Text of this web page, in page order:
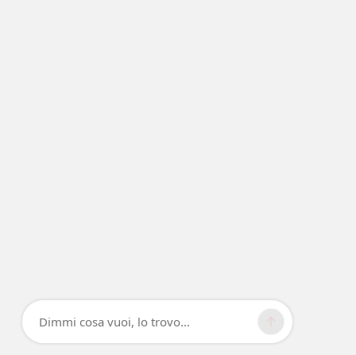
Dimmi cosa vuoi, lo trovo...